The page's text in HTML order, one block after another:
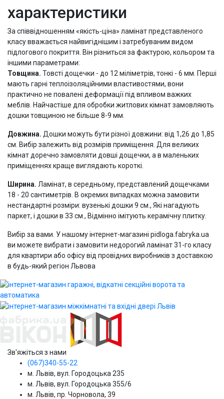
характеристики
За співвідношенням «якість-ціна» ламінат представленого
класу вважається найвигіднішим і затребуваним видом
підлогового покриття. Він різниться за фактурою, кольором та
іншими параметрами:
Товщина. Товсті дощечки - до 12 міліметрів, тонкі - 6 мм. Перші
мають гарні теплоізоляційними властивостями, вони
практично не повалені деформації під впливом важких
меблів. Найчастіше для обробки житлових кімнат замовляють
дошки товщиною не більше 8-9 мм.
Довжина. Дошки можуть бути різної довжини: від 1,26 до 1,85
см. Вибір залежить від розмірів приміщення. Для великих
кімнат доречно замовляти довші дощечки, а в маленьких
приміщеннях краще виглядають короткі.
Ширина. Ламінат, в середньому, представлений дощечками
18 - 20 сантиметрів. В окремих випадках можна замовити
нестандартні розміри: вузенькі дошки 9 см., Які нагадують
паркет, і дошки в 33 см., Відмінно імітують керамічну плитку.
Вибір за вами. У нашому інтернет-магазині pidloga.fabryka.ua
ви можете вибрати і замовити недорогий ламінат 31-го класу
для квартири або офісу від провідних виробників з доставкою
в будь-який регіон Львова
Зв'яжіться з нами
(067)340-55-22
м. Львів, вул. Городоцька 235
м. Львів, вул. Городоцька 355/6
м. Львів, пр. Чорновола, 39